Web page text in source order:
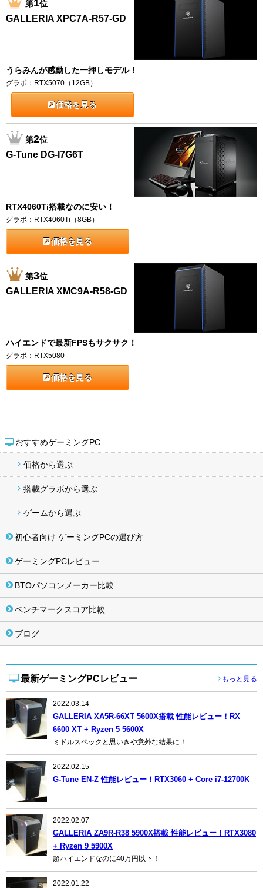
おすすめゲーミングPC
価格から選ぶ
搭載グラボから選ぶ
ゲームから選ぶ
初心者向け ゲーミングPCの選び方
ゲーミングPCレビュー
BTOパソコンメーカー比較
ベンチマークスコア比較
ブログ
最新ゲーミングPCレビュー もっと見る
2022.03.14
GALLERIA XA5R-66XT 5600X搭載 性能レビュー！RX
6600 XT + Ryzen 5 5600X
ミドルスペックと思いきや意外な結果に！
2022.02.15
G-Tune EN-Z 性能レビュー！RTX3060 + Core i7-12700K
2022.02.07
GALLERIA ZA9R-R38 5900X搭載 性能レビュー！RTX3080
+ Ryzen 9 5900X
超ハイエンドなのに40万円以下！
2022.01.22
第1位
GALLERIA XPC7A-R57-GD
うらみんが感動した一押しモデル！
グラボ：RTX5070（12GB）
価格を見る
第2位
G-Tune DG-I7G6T
RTX4060Ti搭載なのに安い！
グラボ：RTX4060Ti（8GB）
価格を見る
第3位
GALLERIA XMC9A-R58-GD
ハイエンドで最新FPSもサクサク！
グラボ：RTX5080
価格を見る